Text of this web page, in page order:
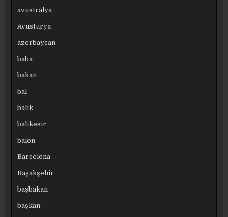
avustralya
Avusturya
azerbaycan
baba
bakan
bal
balık
balıkesir
balon
Barcelona
Başakşehir
başbakan
başkan